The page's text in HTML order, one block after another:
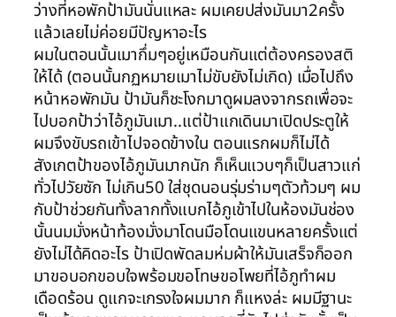
ว่างที่หอพักป้ามันนั่นแหละ ผมเคยปส่งมันมา2ครั้ง
แล้วเลยไม่ค่อยมีปัญหาอะไร
ผมในตอนนั้นเมากึ่มๆอยู่เหมือนกันแต่ต้องครองสติ
ให้ได้ (ตอนนั้นกฏหมายเมาไม่ขับยังไม่เกิด) เมื่อไปถึง
หน้าหอพักมัน ป้ามันก็ชะโงกมาดูผมลงจากรถเพื่อจะ
ไปบอกป้าว่าไอ้ภูมันเมา..แต่ป้าแกเดินมาเปิดประตูให้
ผมจึงขับรถเข้าไปจอดข้างใน ตอนแรกผมก็ไม่ได้
สังเกตป้าของไอ้ภูมันมากนัก ก็เห็นแวบๆก็เป็นสาวแก่
ทั่วไปวัยซัก ไม่เกิน50 ใส่ชุดนอนรุ่มร่ามๆตัวท้วมๆ ผม
กับป้าช่วยกันทั้งลากทั้งแบกไอ้ภูเข้าไปในห้องมันช่อง
นั้นนมมั่งหน้าท้องมั่งมาโดนมือโดนแขนหลายครั้งแต่
ยังไม่ได้คิดอะไร ป้าเปิดพัดลมห่มผ้าให้มันเสร็จก็ออก
มาขอบอกขอบใจพร้อมขอโทษขอโพยที่ไอ้ภูทำผม
เดือดร้อน ดูแกจะเกรงใจผมมาก ก็แหงล่ะ ผมมีฐานะ